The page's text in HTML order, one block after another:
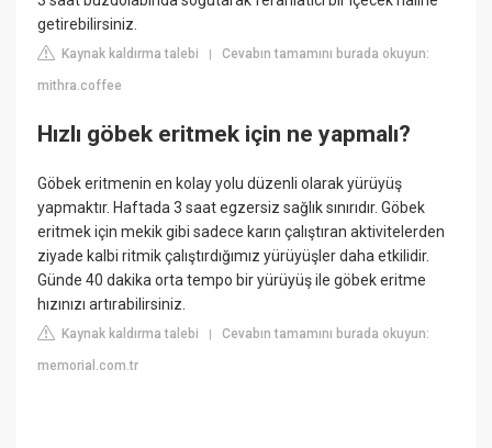
getirebilirsiniz.
Kaynak kaldırma talebi |Cevabın tamamını burada okuyun:
mithra.coffee
Hızlı göbek eritmek için ne yapmalı?
Göbek eritmenin en kolay yolu düzenli olarak yürüyüş
yapmaktır. Haftada 3 saat egzersiz sağlık sınırıdır. Göbek
eritmek için mekik gibi sadece karın çalıştıran aktivitelerden
ziyade kalbi ritmik çalıştırdığımız yürüyüşler daha etkilidir.
Günde 40 dakika orta tempo bir yürüyüş ile göbek eritme
hızınızı artırabilirsiniz.
Kaynak kaldırma talebi |Cevabın tamamını burada okuyun:
memorial.com.tr